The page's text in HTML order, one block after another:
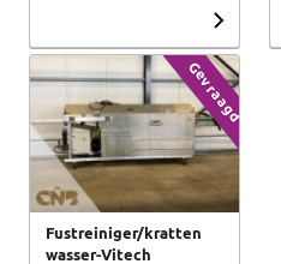
Gevraagd
Fustreiniger/kratten
wasser-Vitech